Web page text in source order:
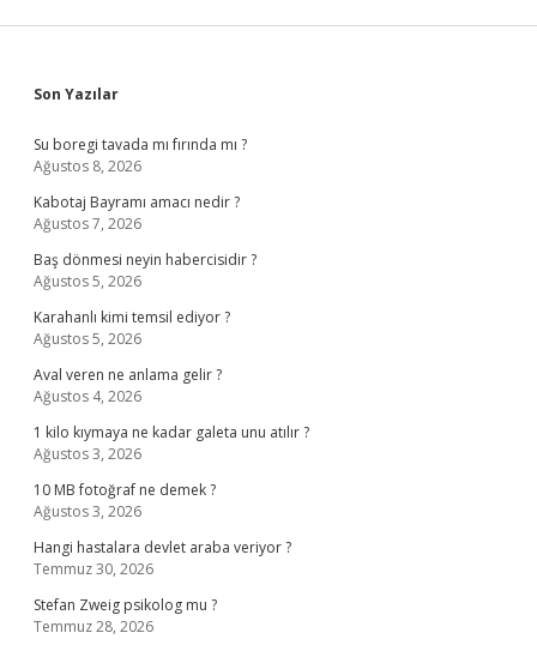
Sidebar
Son Yazılar
Su boregi tavada mı fırında mı ?
Ağustos 8, 2026
Kabotaj Bayramı amacı nedir ?
Ağustos 7, 2026
Baş dönmesi neyin habercisidir ?
Ağustos 5, 2026
Karahanlı kimi temsil ediyor ?
Ağustos 5, 2026
Aval veren ne anlama gelir ?
Ağustos 4, 2026
1 kilo kıymaya ne kadar galeta unu atılır ?
Ağustos 3, 2026
10 MB fotoğraf ne demek ?
Ağustos 3, 2026
Hangi hastalara devlet araba veriyor ?
Temmuz 30, 2026
Stefan Zweig psikolog mu ?
Temmuz 28, 2026